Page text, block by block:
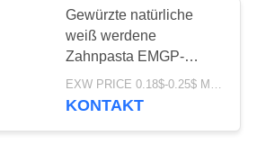
Gewürzte natürliche
weiß werdene
Zahnpasta EMGP-
Kinder der Zahnpasta-
60G
EXW PRICE 0.18$-0.25$ MOQ:500pcs-30000pcs
KONTAKT